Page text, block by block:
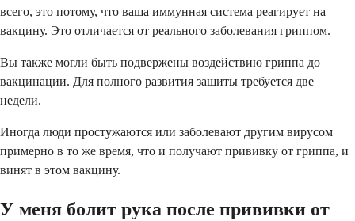
всего, это потому, что ваша иммунная система реагирует на
вакцину. Это отличается от реального заболевания гриппом.
Вы также могли быть подвержены воздействию гриппа до
вакцинации. Для полного развития защиты требуется две
недели.
Иногда люди простужаются или заболевают другим вирусом
примерно в то же время, что и получают прививку от гриппа, и
винят в этом вакцину.
У меня болит рука после прививки от